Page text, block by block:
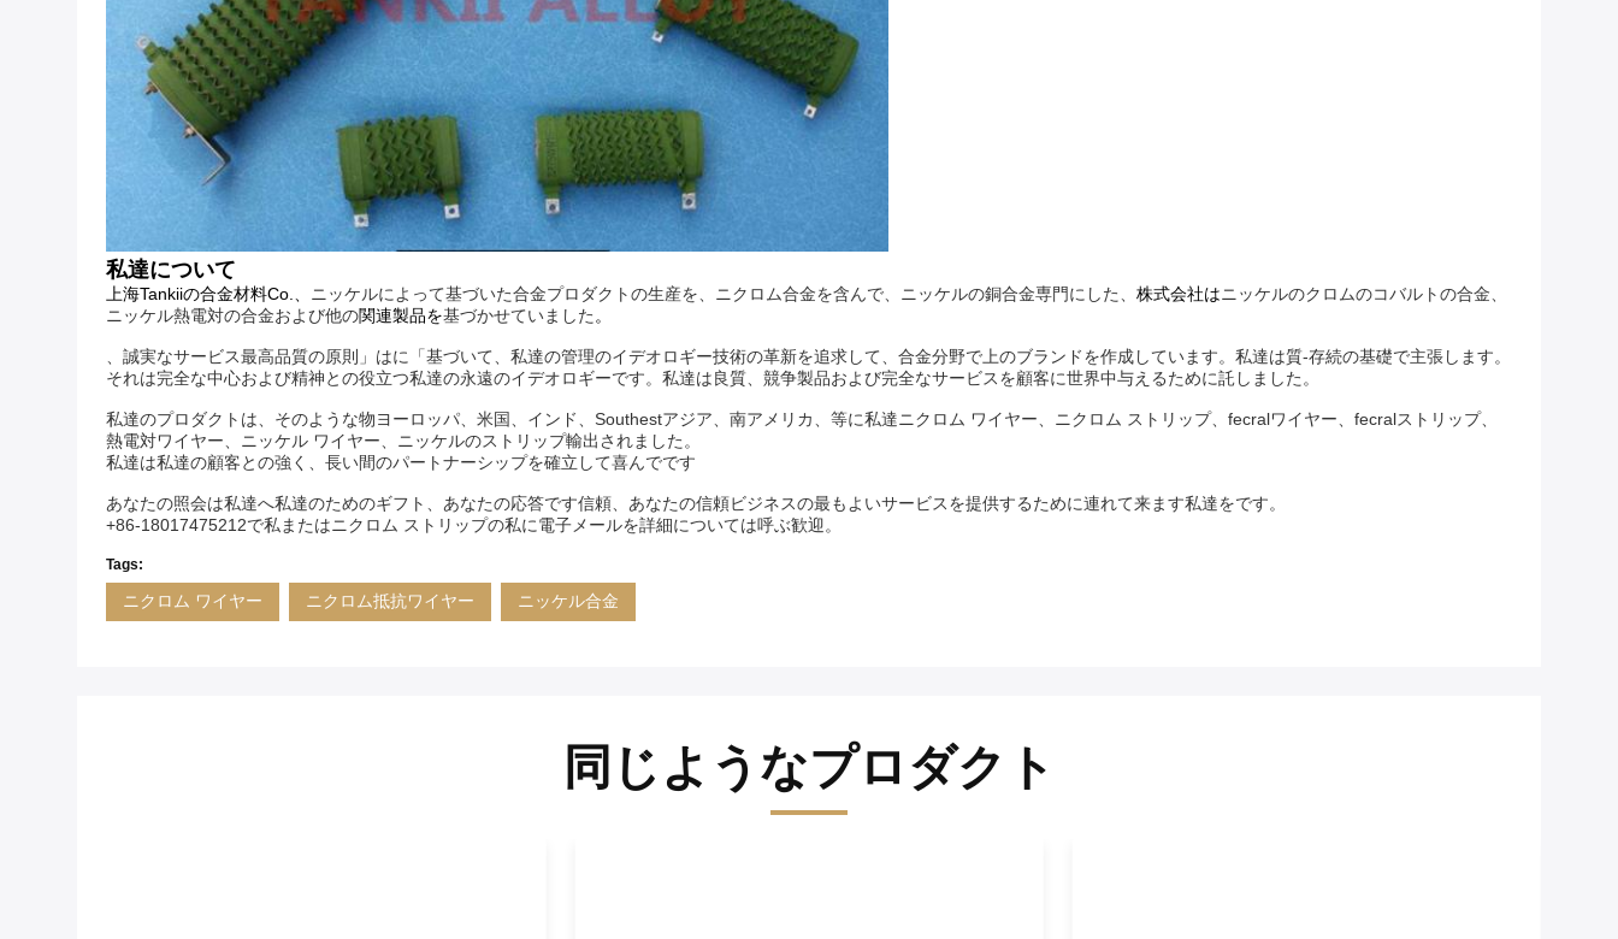
私達について
上海Tankiiの合金材料Co.、 ニッケルによって基づいた合金プロダクトの生産を、ニクロム合金を含んで、ニッケルの銅合金専門にした、 株式会社はニッケルのクロムのコバルトの合金、
ニッケル熱電対の合金および他の関連製品を基づかせていました 。
、誠実なサービス最高品質の原則」はに「基づいて、私達の管理のイデオロギー技術の革新を追求して、合金分野で上のブランドを作成しています。私達は質-存続の基礎で主張します。
それは完全な中心および精神との役立つ私達の永遠のイデオロギーです。私達は良質、競争製品および完全なサービスを顧客に世界中与えるために託しました。
私達のプロダクトは、そのような物ヨーロッパ、米国、インド、Southestアジア、南アメリカ、等に私達ニクロム ワイヤー、ニクロム ストリップ、fecralワイヤー、fecralストリップ、
熱電対ワイヤー、ニッケル ワイヤー、ニッケルのストリップ輸出されました。
私達は私達の顧客との強く、長い間のパートナーシップを確立して喜んでです
あなたの照会は私達へ私達のためのギフト、あなたの応答です信頼、あなたの信頼ビジネスの最もよいサービスを提供するために連れて来ます私達をです。
+86-18017475212で私またはニクロム ストリップの私に電子メールを詳細については呼ぶ歓迎。
Tags:
ニクロム ワイヤー ニクロム抵抗ワイヤー ニッケル合金
同じようなプロダクト